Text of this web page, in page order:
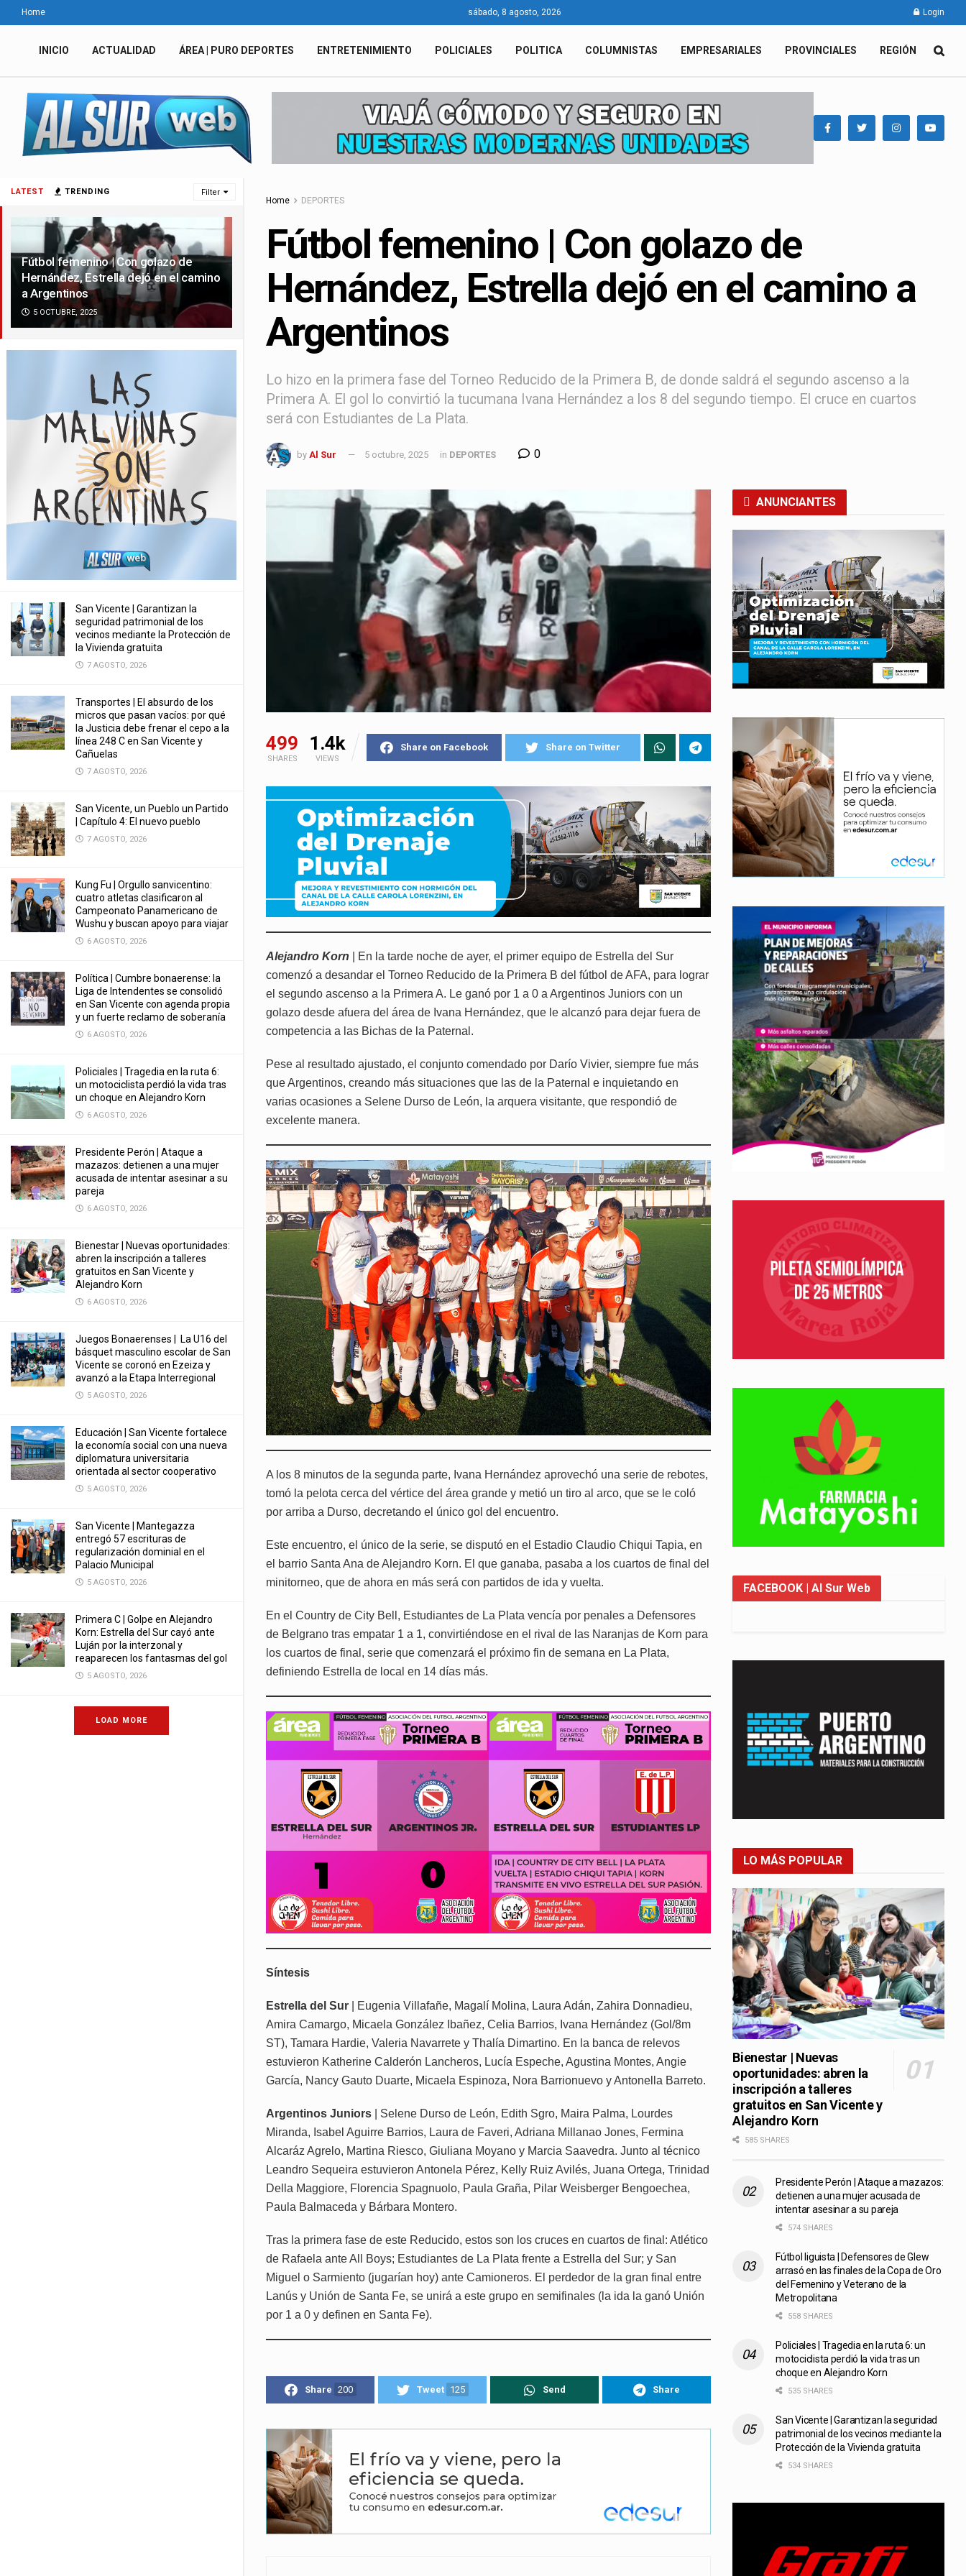
LATEST TRENDING Filter
Fútbol femenino | Con golazo de
Hernández, Estrella dejó en el camino
a Argentinos
5 OCTUBRE, 2025
San Vicente | Garantizan la
seguridad patrimonial de los
vecinos mediante la Protección de
la Vivienda gratuita
7 AGOSTO, 2026
Transportes | El absurdo de los
micros que pasan vacíos: por qué
la Justicia debe frenar el cepo a la
línea 248 C en San Vicente y
Cañuelas
7 AGOSTO, 2026
San Vicente, un Pueblo un Partido
| Capítulo 4: El nuevo pueblo
7 AGOSTO, 2026
Kung Fu | Orgullo sanvicentino:
cuatro atletas clasificaron al
Campeonato Panamericano de
Wushu y buscan apoyo para viajar
6 AGOSTO, 2026
Política | Cumbre bonaerense: la
Liga de Intendentes se consolidó
en San Vicente con agenda propia
y un fuerte reclamo de soberanía
6 AGOSTO, 2026
Policiales | Tragedia en la ruta 6:
un motociclista perdió la vida tras
un choque en Alejandro Korn
6 AGOSTO, 2026
Presidente Perón | Ataque a
mazazos: detienen a una mujer
acusada de intentar asesinar a su
pareja
6 AGOSTO, 2026
Bienestar | Nuevas oportunidades:
abren la inscripción a talleres
gratuitos en San Vicente y
Alejandro Korn
6 AGOSTO, 2026
Juegos Bonaerenses | La U16 del
básquet masculino escolar de San
Vicente se coronó en Ezeiza y
avanzó a la Etapa Interregional
5 AGOSTO, 2026
Educación | San Vicente fortalece
la economía social con una nueva
diplomatura universitaria
orientada al sector cooperativo
5 AGOSTO, 2026
San Vicente | Mantegazza
entregó 57 escrituras de
regularización dominial en el
Palacio Municipal
5 AGOSTO, 2026
Primera C | Golpe en Alejandro
Korn: Estrella del Sur cayó ante
Luján por la interzonal y
reaparecen los fantasmas del gol
5 AGOSTO, 2026
LOAD MORE
Home sábado, 8 agosto, 2026 Login
INICIO ACTUALIDAD ÁREA | PURO DEPORTES ENTRETENIMIENTO POLICIALES POLITICA COLUMNISTAS EMPRESARIALES PROVINCIALES REGIÓN
Home DEPORTES
Fútbol femenino | Con golazo de
Hernández, Estrella dejó en el camino a
Argentinos
Lo hizo en la primera fase del Torneo Reducido de la Primera B, de donde saldrá el segundo ascenso a la
Primera A. El gol lo convirtió la tucumana Ivana Hernández a los 8 del segundo tiempo. El cruce en cuartos
será con Estudiantes de La Plata.
by Al Sur 5 octubre, 2025 in DEPORTES 0
499
SHARES
1.4k
VIEWS
Share on Facebook Share on Twitter
Alejandro Korn | En la tarde noche de ayer, el primer equipo de Estrella del Sur
comenzó a desandar el Torneo Reducido de la Primera B del fútbol de AFA, para lograr
el segundo ascenso a la Primera A. Le ganó por 1 a 0 a Argentinos Juniors con un
golazo desde afuera del área de Ivana Hernández, que le alcanzó para dejar fuera de
competencia a las Bichas de la Paternal.
Pese al resultado ajustado, el conjunto comendado por Darío Vivier, siempre fue más
que Argentinos, creando más situaciones que las de la Paternal e inquietando en
varias ocasiones a Selene Durso de León, la arquera visitante, que respondió de
excelente manera.
A los 8 minutos de la segunda parte, Ivana Hernández aprovechó una serie de rebotes,
tomó la pelota cerca del vértice del área grande y metió un tiro al arco, que se le coló
por arriba a Durso, decretando el único gol del encuentro.
Este encuentro, el único de la serie, se disputó en el Estadio Claudio Chiqui Tapia, en
el barrio Santa Ana de Alejandro Korn. El que ganaba, pasaba a los cuartos de final del
minitorneo, que de ahora en más será con partidos de ida y vuelta.
En el Country de City Bell, Estudiantes de La Plata vencía por penales a Defensores
de Belgrano tras empatar 1 a 1, convirtiéndose en el rival de las Naranjas de Korn para
los cuartos de final, serie que comenzará el próximo fin de semana en La Plata,
definiendo Estrella de local en 14 días más.
Síntesis
Estrella del Sur
| Eugenia Villafañe, Magalí Molina, Laura Adán, Zahira Donnadieu,
Amira Camargo, Micaela González Ibañez, Celia Barrios, Ivana Hernández (Gol/8m
ST), Tamara Hardie, Valeria Navarrete y Thalía Dimartino. En la banca de relevos
estuvieron Katherine Calderón Lancheros, Lucía Espeche, Agustina Montes, Angie
García, Nancy Gauto Duarte, Micaela Espinoza, Nora Barrionuevo y Antonella Barreto.
Argentinos Juniors | Selene Durso de León, Edith Sgro, Maira Palma, Lourdes
Miranda, Isabel Aguirre Barrios, Laura de Faveri, Adriana Millanao Jones, Fermina
Alcaráz Agrelo, Martina Riesco, Giuliana Moyano y Marcia Saavedra. Junto al técnico
Leandro Sequeira estuvieron Antonela Pérez, Kelly Ruiz Avilés, Juana Ortega, Trinidad
Della Maggiore, Florencia Spagnuolo, Paula Graña, Pilar Weisberger Bengoechea,
Paula Balmaceda y Bárbara Montero.
Tras la primera fase de este Reducido, estos son los cruces en cuartos de final: Atlético
de Rafaela ante All Boys; Estudiantes de La Plata frente a Estrella del Sur; y San
Miguel o Sarmiento (jugarían hoy) ante Camioneros. El perdedor de la gran final entre
Lanús y Unión de Santa Fe, se unirá a este grupo en semifinales (la ida la ganó Unión
por 1 a 0 y definen en Santa Fe).
Share 200 Tweet 125 Send Share
ANUNCIANTES
FACEBOOK | Al Sur Web
LO MÁS POPULAR
Bienestar | Nuevas
oportunidades: abren la
inscripción a talleres
gratuitos en San Vicente y
Alejandro Korn
585 SHARES
Presidente Perón | Ataque a mazazos:
detienen a una mujer acusada de
intentar asesinar a su pareja
574 SHARES
Fútbol liguista | Defensores de Glew
arrasó en las finales de la Copa de Oro
del Femenino y Veterano de la
Metropolitana
558 SHARES
Policiales | Tragedia en la ruta 6: un
motociclista perdió la vida tras un
choque en Alejandro Korn
535 SHARES
San Vicente | Garantizan la seguridad
patrimonial de los vecinos mediante la
Protección de la Vivienda gratuita
534 SHARES